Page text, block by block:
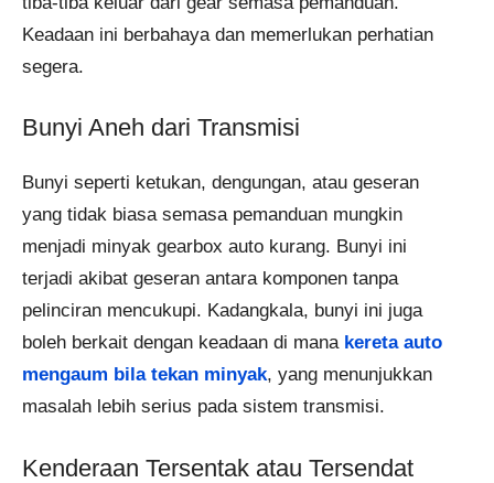
Keadaan ini berbahaya dan memerlukan perhatian
segera.
Bunyi Aneh dari Transmisi
Bunyi seperti ketukan, dengungan, atau geseran
yang tidak biasa semasa pemanduan mungkin
menjadi minyak gearbox auto kurang. Bunyi ini
terjadi akibat geseran antara komponen tanpa
pelinciran mencukupi. Kadangkala, bunyi ini juga
boleh berkait dengan keadaan di mana kereta auto
mengaum bila tekan minyak, yang menunjukkan
masalah lebih serius pada sistem transmisi.
Kenderaan Tersentak atau Tersendat